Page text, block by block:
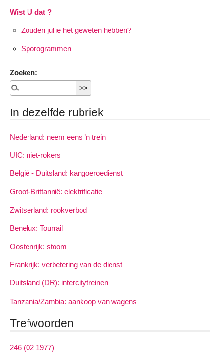
Wist U dat ?
Zouden jullie het geweten hebben?
Sporogrammen
Zoeken:
In dezelfde rubriek
Nederland: neem eens ’n trein
UIC: niet-rokers
België - Duitsland: kangoeroedienst
Groot-Brittannië: elektrificatie
Zwitserland: rookverbod
Benelux: Tourrail
Oostenrijk: stoom
Frankrijk: verbetering van de dienst
Duitsland (DR): intercitytreinen
Tanzania/Zambia: aankoop van wagens
Trefwoorden
246 (02 1977)